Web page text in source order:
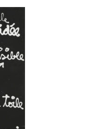
dans une
d’un même
Benjamin Vautier
ce qu’il est
à-dire des
de textes en
1950, porté par
amour de la
le mouvement
plusieurs